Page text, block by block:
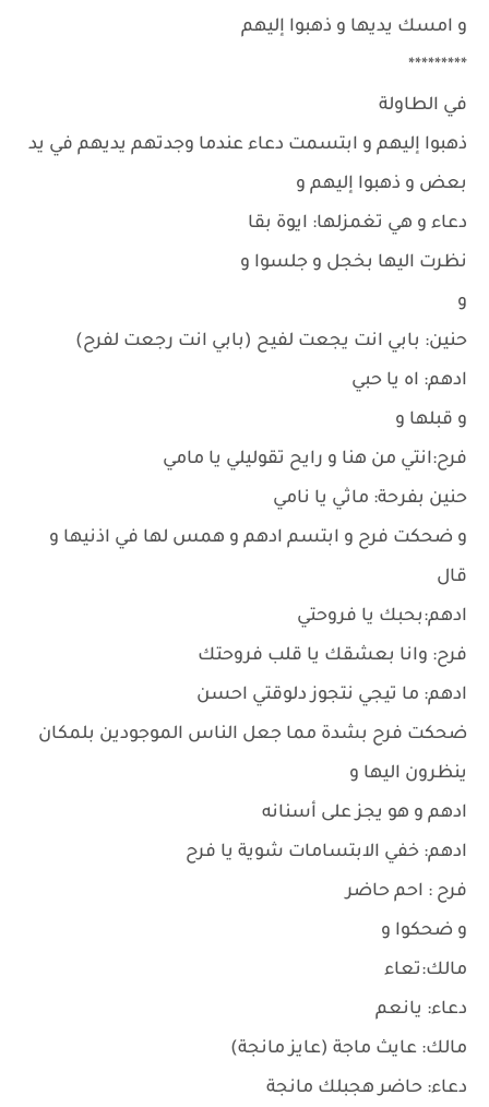
و امسك يديها و ذهبوا إليهم
*********
في الطاولة
ذهبوا إليهم و ابتسمت دعاء عندما وجدتهم يديهم في يد
بعض و ذهبوا إليهم و
دعاء و هي تغمزلها: ايوة بقا
نظرت اليها بخجل و جلسوا و
و
حنين: بابي انت يجعت لفيح (بابي انت رجعت لفرح)
ادهم: اه يا حبي
و قبلها و
فرح:انتي من هنا و رايح تقوليلي يا مامي
حنين بفرحة: ماثي يا نامي
و ضحكت فرح و ابتسم ادهم و همس لها في اذنيها و
قال
ادهم:بحبك يا فروحتي
فرح: وانا بعشقك يا قلب فروحتك
ادهم: ما تيجي نتجوز دلوقتي احسن
ضحكت فرح بشدة مما جعل الناس الموجودين بلمكان
ينظرون اليها و
ادهم و هو يجز على أسنانه
ادهم: خفي الابتسامات شوية يا فرح
فرح : احم حاضر
و ضحكوا و
مالك:تعاء
دعاء: يانعم
مالك: عايث ماجة (عايز مانجة)
دعاء: حاضر هجبلك مانجة